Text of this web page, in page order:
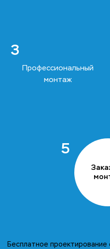
3
Профессиональный
монтаж
5
Бесплатное проектирование